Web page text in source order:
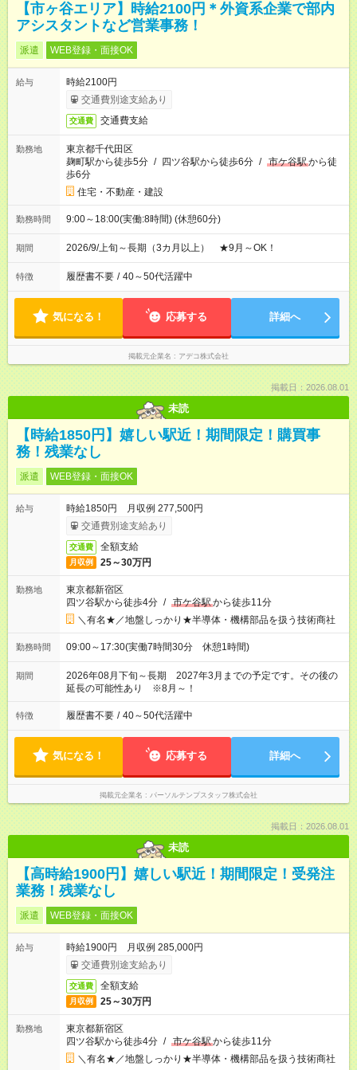
【市ヶ谷エリア】時給2100円＊外資系企業で部内
アシスタントなど営業事務！
派遣 WEB登録・面接OK
給与
時給2100円
交通費別途支給あり
交通費 交通費支給
勤務地
東京都千代田区
麹町駅から徒歩5分 / 四ツ谷駅から徒歩6分 / 市ケ谷駅から徒
歩6分
住宅・不動産・建設
勤務時間 9:00～18:00(実働:8時間) (休憩60分)
期間 2026/9/上旬～長期（3カ月以上） ★9月～OK！
特徴 履歴書不要 / 40～50代活躍中
気になる！ 応募する 詳細へ
掲載元企業名 アデコ株式会社
掲載日：2026.08.01
未読
【時給1850円】嬉しい駅近！期間限定！購買事
務！残業なし
派遣 WEB登録・面接OK
給与
時給1850円 月収例 277,500円
交通費別途支給あり
交通費 全額支給
月収例 25～30万円
勤務地
東京都新宿区
四ツ谷駅から徒歩4分 / 市ケ谷駅から徒歩11分
＼有名★／地盤しっかり★半導体・機構部品を扱う技術商社
勤務時間 09:00～17:30(実働7時間30分 休憩1時間)
期間
2026年08月下旬～長期 2027年3月までの予定です。その後の
延長の可能性あり ※8月～！
特徴 履歴書不要 / 40～50代活躍中
気になる！ 応募する 詳細へ
掲載元企業名 パーソルテンプスタッフ株式会社
掲載日：2026.08.01
未読
【高時給1900円】嬉しい駅近！期間限定！受発注
業務！残業なし
派遣 WEB登録・面接OK
給与
時給1900円 月収例 285,000円
交通費別途支給あり
交通費 全額支給
月収例 25～30万円
勤務地
東京都新宿区
四ツ谷駅から徒歩4分 / 市ケ谷駅から徒歩11分
＼有名★／地盤しっかり★半導体・機構部品を扱う技術商社